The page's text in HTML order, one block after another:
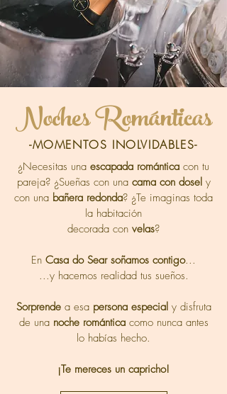
Noches Románticas
-MOMENTOS INOLVIDABLES-
¿Necesitas una escapada romántica con tu
pareja? ¿Sueñas con una cama con dosely
con una bañera redonda? ¿Te imaginas toda
la habitación
decorada con velas?
En Casa do Sear soñamos contigo...
...y hacemos realidad tus sueños.
Sorprendea esa persona especialy disfruta
de una noche románticacomo nunca antes
lo habías hecho.
¡Te mereces un capricho!